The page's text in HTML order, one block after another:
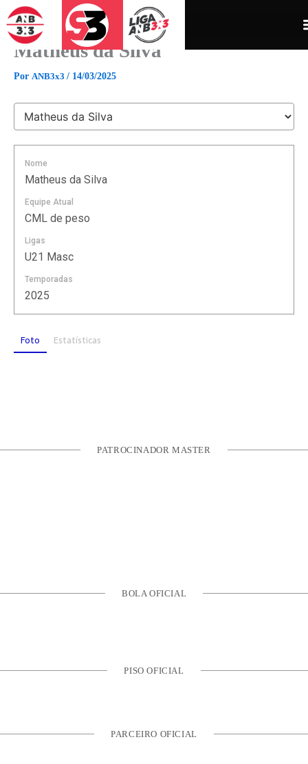
para
conteúdo
Matheus da Silva
Por ANB3x3 / 14/03/2025
Nome
Matheus da Silva
Equipe Atual
CML de peso
Ligas
U21 Masc
Temporadas
2025
Foto Estatísticas
PATROCINADOR MASTER
BOLA OFICIAL
PISO OFICIAL
PARCEIRO OFICIAL